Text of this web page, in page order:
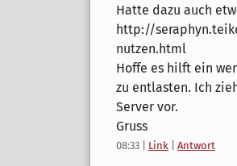
Hatte dazu auch
http://
nutzen.html
Hoffe es hilft ein
zu entlasten. Ich
Server vor.
Gruss
08:33 Link Antwort